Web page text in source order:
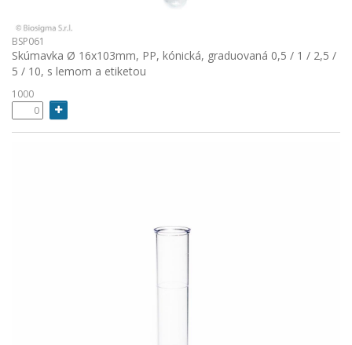
BSP061
Skúmavka Ø 16x103mm, PP, kónická, graduovaná 0,5 / 1 / 2,5 /
5 / 10, s lemom a etiketou
1000